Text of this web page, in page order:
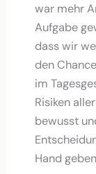
war mehr
Aufgabe
dass wir
den
im
Risiken
bewusst
Hand